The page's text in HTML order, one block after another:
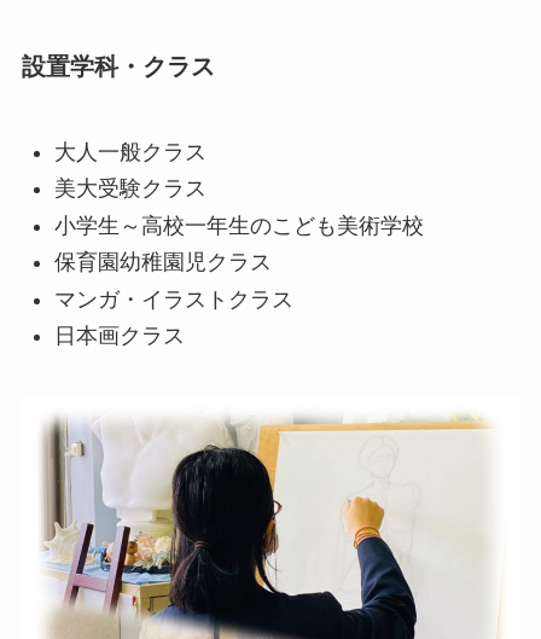
設置学科・クラス
大人一般クラス
美大受験クラス
小学生～高校一年生のこども美術学校
保育園幼稚園児クラス
マンガ・イラストクラス
日本画クラス